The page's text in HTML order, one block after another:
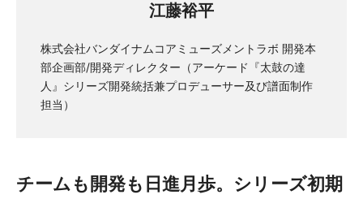
江藤裕平
株式会社バンダイナムコアミューズメントラボ 開発本
部企画部/開発ディレクター（アーケード『太鼓の達
人』シリーズ開発統括兼プロデューサー及び譜面制作
担当）
チームも開発も日進月歩。シリーズ初期